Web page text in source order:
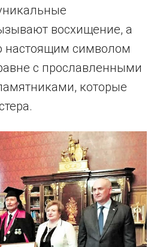
восхищение, а
настоящим символом
с прославленными
которые